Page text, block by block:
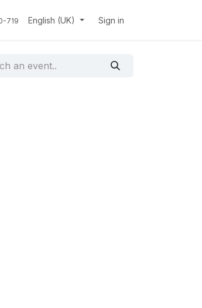
719 English (UK) Sign in